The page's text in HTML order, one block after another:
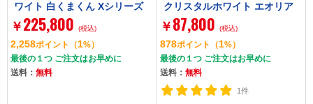
ワイト 白くまくん Xシリーズ
[エアコン (主に26畳用・単相2
00V)]
￥ 225,800 (税込)
2,258ポイント （1%）
最後の１つ ご注文はお早めに
送料：無料
クリスタルホワイト エオリア
EXシリーズ [エアコン (おもに
10畳用)]
￥ 87,800 (税込)
878ポイント （1%）
最後の１つ ご注文はお早めに
送料： 無料
1件